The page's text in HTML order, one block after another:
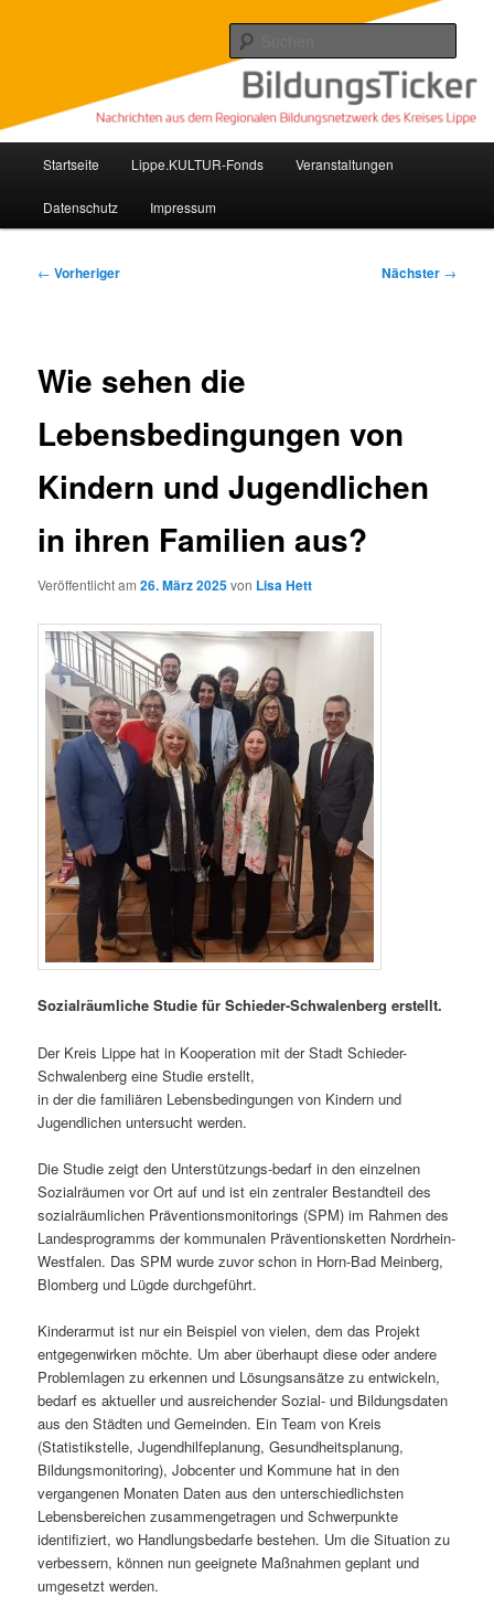
Lippe Bildungsticker
Nachrichten aus dem regionalen Bildungsnetzwerk des Kreises Lippe
Startseite Lippe.KULTUR-Fonds Veranstaltungen
Datenschutz Impressum
Beitragsnavigation
← Vorheriger Nächster →
Wie sehen die
Lebensbedingungen von
Kindern und Jugendlichen
in ihren Familien aus?
Veröffentlicht am26. März 2025von Lisa Hett
Sozialräumliche Studie für Schieder-Schwalenberg erstellt.
Der Kreis Lippe hat in Kooperation mit der Stadt Schieder-
Schwalenberg eine Studie erstellt,
in der die familiären Lebensbedingungen von Kindern und
Jugendlichen untersucht werden.
Die Studie zeigt den Unterstützungs-bedarf in den einzelnen
Sozialräumen vor Ort auf und ist ein zentraler Bestandteil des
sozialräumlichen Präventionsmonitorings (SPM) im Rahmen des
Landesprogramms der kommunalen Präventionsketten Nordrhein-
Westfalen. Das SPM wurde zuvor schon in Horn-Bad Meinberg,
Blomberg und Lügde durchgeführt.
Kinderarmut ist nur ein Beispiel von vielen, dem das Projekt
entgegenwirken möchte. Um aber überhaupt diese oder andere
Problemlagen zu erkennen und Lösungsansätze zu entwickeln,
bedarf es aktueller und ausreichender Sozial- und Bildungsdaten
aus den Städten und Gemeinden. Ein Team von Kreis
(Statistikstelle, Jugendhilfeplanung, Gesundheitsplanung,
Bildungsmonitoring), Jobcenter und Kommune hat in den
vergangenen Monaten Daten aus den unterschiedlichsten
Lebensbereichen zusammengetragen und Schwerpunkte
identifiziert, wo Handlungsbedarfe bestehen. Um die Situation zu
verbessern, können nun geeignete Maßnahmen geplant und
umgesetzt werden.